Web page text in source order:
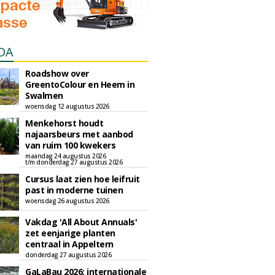
Roadshow over
GreentoColour en Heem in
Swalmen
woensdag 12 augustus 2026
Menkehorst houdt
najaarsbeurs met aanbod
van ruim 100 kwekers
maandag 24 augustus 2026
t/m donderdag 27 augustus 2026
Cursus laat zien hoe leifruit
past in moderne tuinen
woensdag 26 augustus 2026
Vakdag 'All About Annuals'
zet eenjarige planten
centraal in Appeltern
donderdag 27 augustus 2026
GaLaBau 2026: internationale